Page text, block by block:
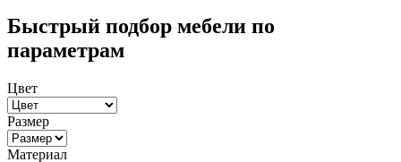
Быстрый подбор мебели по
параметрам
Цвет
Размер
Материал